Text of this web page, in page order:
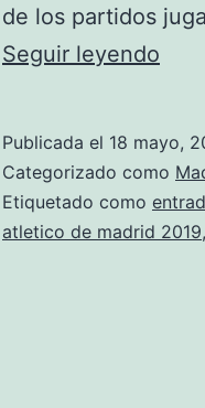
de los partidos
Seguir leyendo
de
Publicada el 18 mayo,
Categorizado como
Etiquetado como
atletico de madrid 2019,